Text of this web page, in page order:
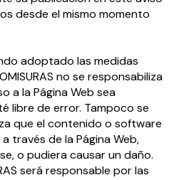
desde el mismo momento
adoptado las medidas
no se responsabiliza
a la Página Web sea
libre de error. Tampoco se
que el contenido o software
través de la Página Web,
o pudiera causar un daño.
será responsable por las